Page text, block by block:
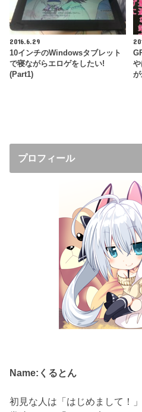
2016.6.29
10インチのWindowsタブレット
で寝ながらエロゲをしたい!
(Part1)
プロフィール
Name:くるとん
初見な人は「はじめまして！」